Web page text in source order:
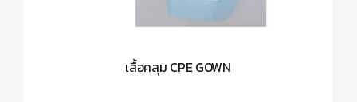
เสื้อคลุม CPE GOWN